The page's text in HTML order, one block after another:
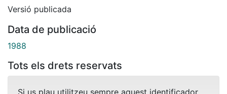
Versió publicada
Data de publicació
1988
Tots els drets reservats
Si us plau utilitzeu sempre aquest identificador